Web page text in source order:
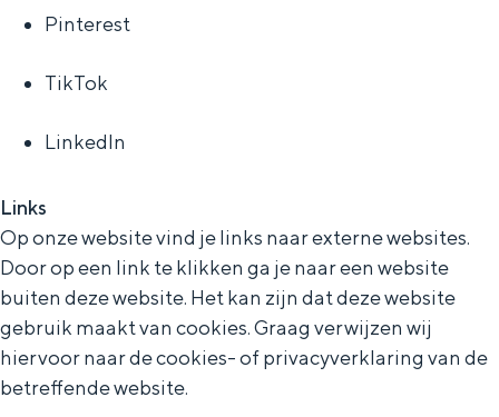
Pinterest
TikTok
LinkedIn
Links
Op onze website vind je links naar externe websites.
Door op een link te klikken ga je naar een website
buiten deze website. Het kan zijn dat deze website
gebruik maakt van cookies. Graag verwijzen wij
hiervoor naar de cookies- of privacyverklaring van de
betreffende website.